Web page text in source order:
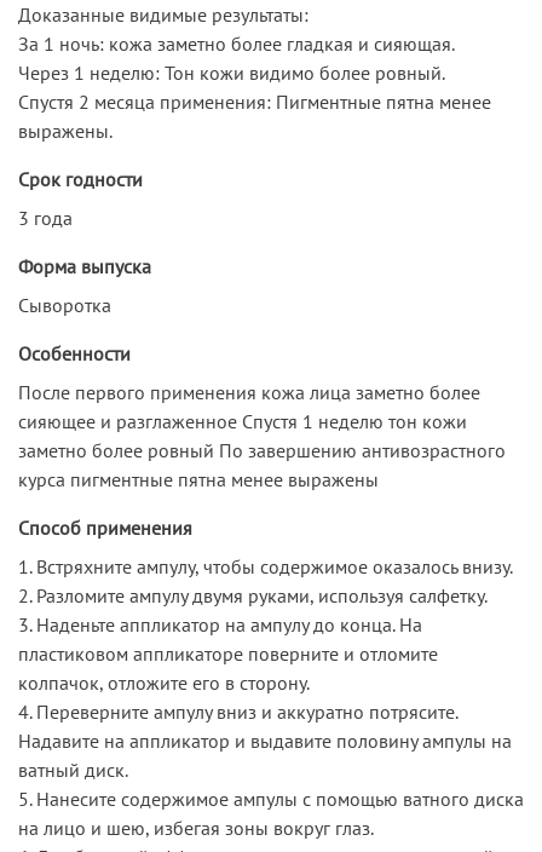
Доказанные видимые результаты:
За 1 ночь: кожа заметно более гладкая и сияющая.
Через 1 неделю: Тон кожи видимо более ровный.
Спустя 2 месяца применения: Пигментные пятна менее
выражены.
Срок годности
3 года
Форма выпуска
Сыворотка
Особенности
После первого применения кожа лица заметно более
сияющее и разглаженное Спустя 1 неделю тон кожи
заметно более ровный По завершению антивозрастного
курса пигментные пятна менее выражены
Способ применения
1. Встряхните ампулу, чтобы содержимое оказалось внизу.
2. Разломите ампулу двумя руками, используя салфетку.
3. Наденьте аппликатор на ампулу до конца. На
пластиковом аппликаторе поверните и отломите
колпачок, отложите его в сторону.
4. Переверните ампулу вниз и аккуратно потрясите.
Надавите на аппликатор и выдавите половину ампулы на
ватный диск.
5. Нанесите содержимое ампулы с помощью ватного диска
на лицо и шею, избегая зоны вокруг глаз.